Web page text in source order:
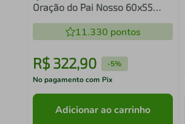
Oração do Pai Nosso 60x55
11.330 pontos
R$ 322,90 -5%
No pagamento com Pix
Adicionar ao carrinho